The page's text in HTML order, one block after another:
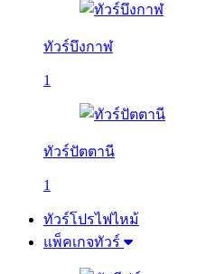
ทัวร์บึงกาฬ
1
ทัวร์ปัตตานี
1
ทัวร์โปรไฟไหม้
แพ็คเกจทัวร์